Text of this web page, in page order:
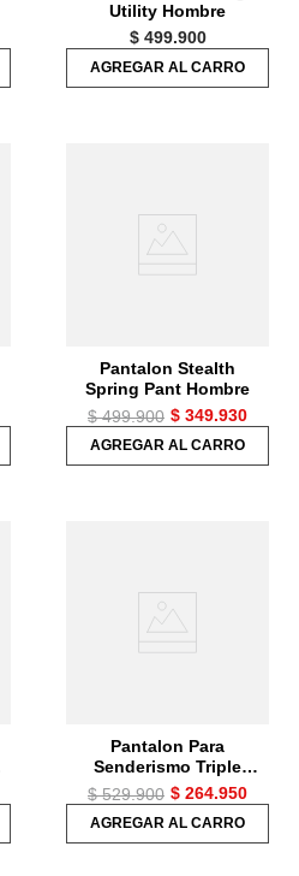
Utility Hombre
$ 499.900
AGREGAR AL CARRO
Pantalon Stealth
Spring Pant Hombre
$ 499.900 $ 349.930
AGREGAR AL CARRO
Pantalon Para
Senderismo Triple
Canyon Conver
Hombre
$ 529.900 $ 264.950
AGREGAR AL CARRO